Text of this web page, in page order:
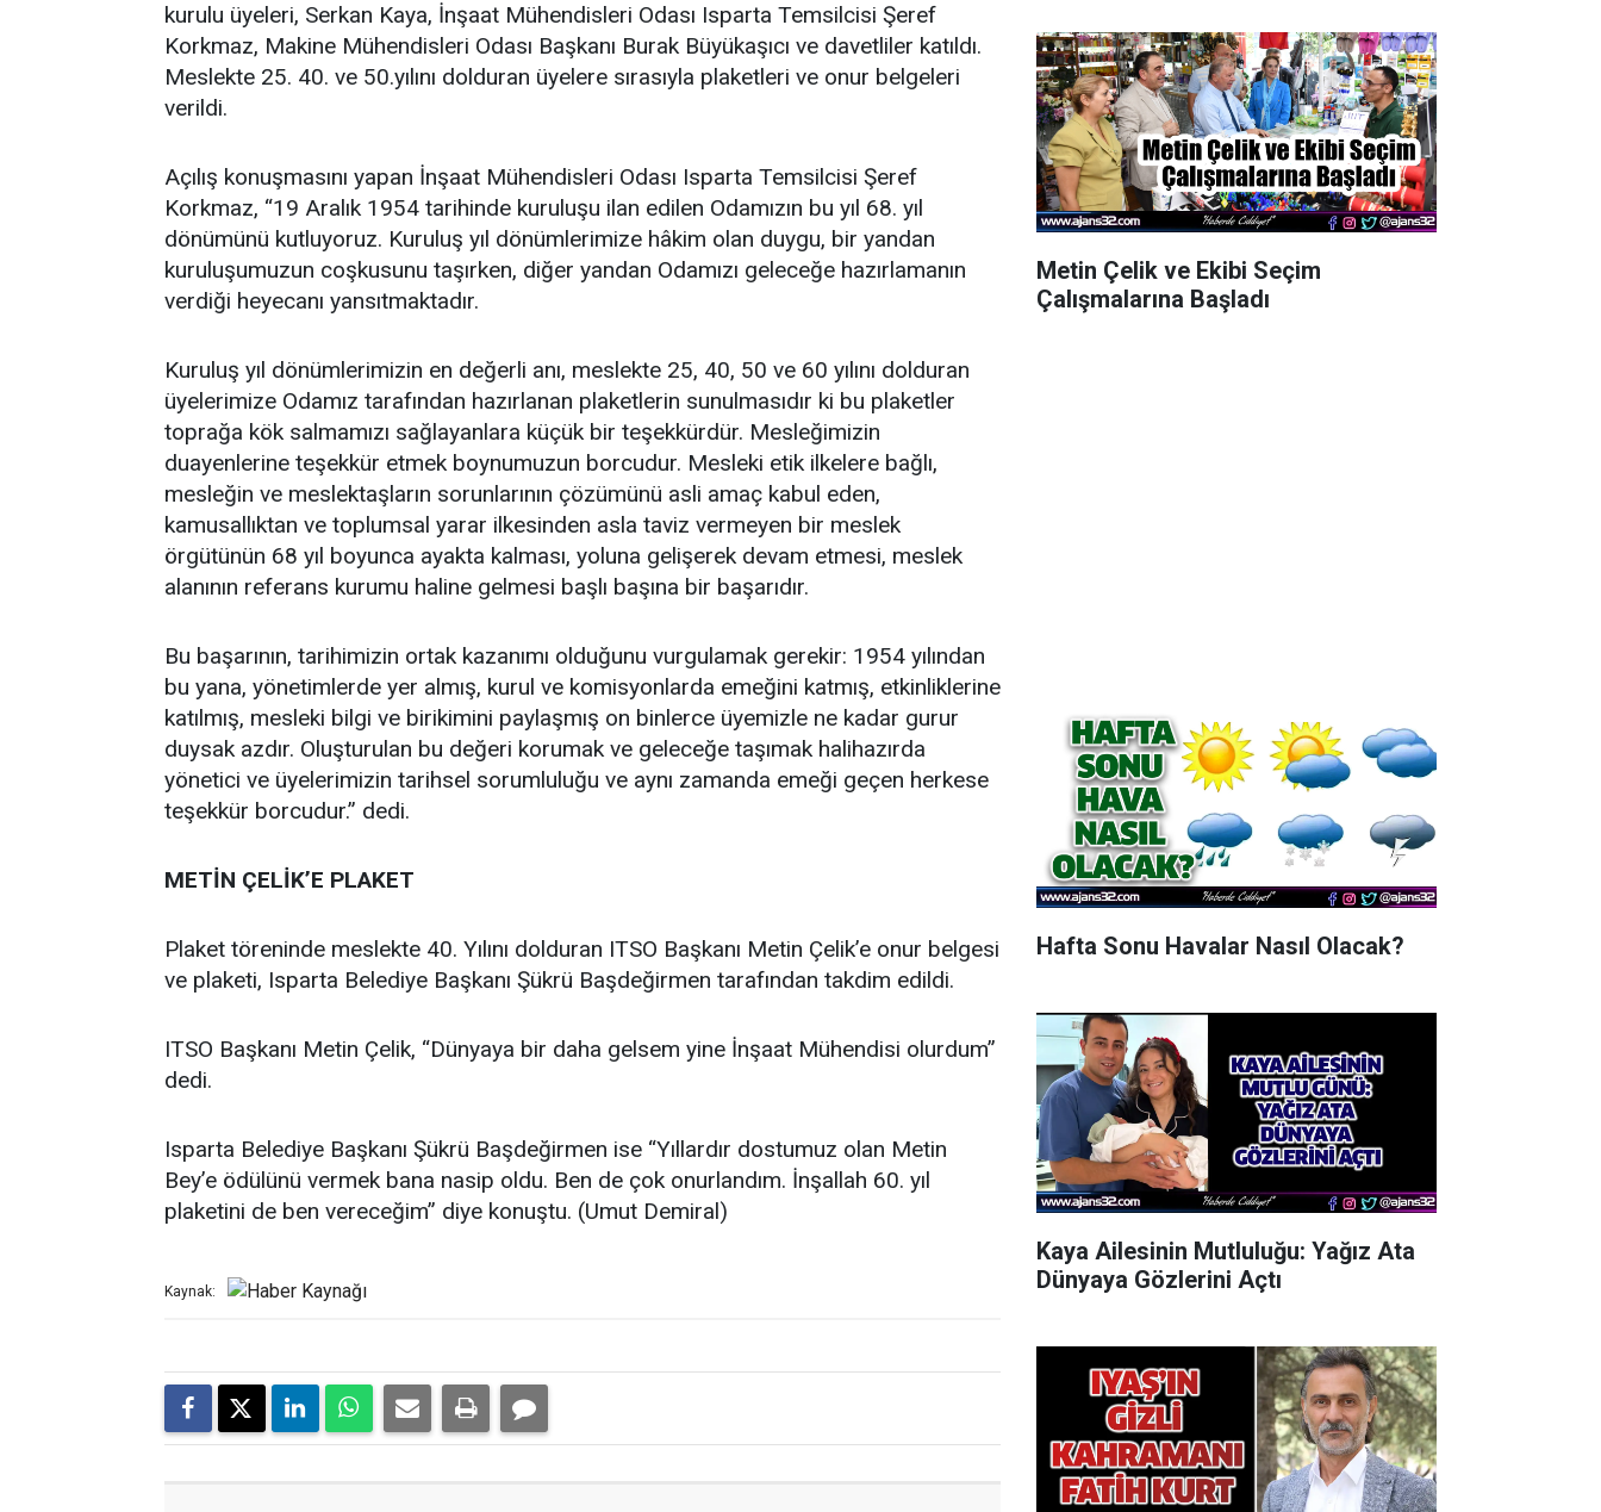
kurulu üyeleri, Serkan Kaya, İnşaat Mühendisleri Odası Isparta Temsilcisi Şeref
Korkmaz, Makine Mühendisleri Odası Başkanı Burak Büyükaşıcı ve davetliler katıldı.
Meslekte 25. 40. ve 50.yılını dolduran üyelere sırasıyla plaketleri ve onur belgeleri
verildi.
Açılış konuşmasını yapan İnşaat Mühendisleri Odası Isparta Temsilcisi Şeref
Korkmaz, “19 Aralık 1954 tarihinde kuruluşu ilan edilen Odamızın bu yıl 68. yıl
dönümünü kutluyoruz. Kuruluş yıl dönümlerimize hâkim olan duygu, bir yandan
kuruluşumuzun coşkusunu taşırken, diğer yandan Odamızı geleceğe hazırlamanın
verdiği heyecanı yansıtmaktadır.
Kuruluş yıl dönümlerimizin en değerli anı, meslekte 25, 40, 50 ve 60 yılını dolduran
üyelerimize Odamız tarafından hazırlanan plaketlerin sunulmasıdır ki bu plaketler
toprağa kök salmamızı sağlayanlara küçük bir teşekkürdür. Mesleğimizin
duayenlerine teşekkür etmek boynumuzun borcudur. Mesleki etik ilkelere bağlı,
mesleğin ve meslektaşların sorunlarının çözümünü asli amaç kabul eden,
kamusallıktan ve toplumsal yarar ilkesinden asla taviz vermeyen bir meslek
örgütünün 68 yıl boyunca ayakta kalması, yoluna gelişerek devam etmesi, meslek
alanının referans kurumu haline gelmesi başlı başına bir başarıdır.
Bu başarının, tarihimizin ortak kazanımı olduğunu vurgulamak gerekir: 1954 yılından
bu yana, yönetimlerde yer almış, kurul ve komisyonlarda emeğini katmış, etkinliklerine
katılmış, mesleki bilgi ve birikimini paylaşmış on binlerce üyemizle ne kadar gurur
duysak azdır. Oluşturulan bu değeri korumak ve geleceğe taşımak halihazırda
yönetici ve üyelerimizin tarihsel sorumluluğu ve aynı zamanda emeği geçen herkese
teşekkür borcudur.” dedi.
METİN ÇELİK’E PLAKET
Plaket töreninde meslekte 40. Yılını dolduran ITSO Başkanı Metin Çelik’e onur belgesi
ve plaketi, Isparta Belediye Başkanı Şükrü Başdeğirmen tarafından takdim edildi.
ITSO Başkanı Metin Çelik, “Dünyaya bir daha gelsem yine İnşaat Mühendisi olurdum”
dedi.
Isparta Belediye Başkanı Şükrü Başdeğirmen ise “Yıllardır dostumuz olan Metin
Bey’e ödülünü vermek bana nasip oldu. Ben de çok onurlandım. İnşallah 60. yıl
plaketini de ben vereceğim” diye konuştu. (Umut Demiral)
Kaynak:
Metin Çelik ve Ekibi Seçim
Çalışmalarına Başladı
Hafta Sonu Havalar Nasıl Olacak?
Kaya Ailesinin Mutluluğu: Yağız Ata
Dünyaya Gözlerini Açtı